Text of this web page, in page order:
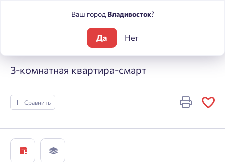
Погода
3-комнатная квартира-смарт
Сравнить
Ваш город Владивосток?
Да Нет